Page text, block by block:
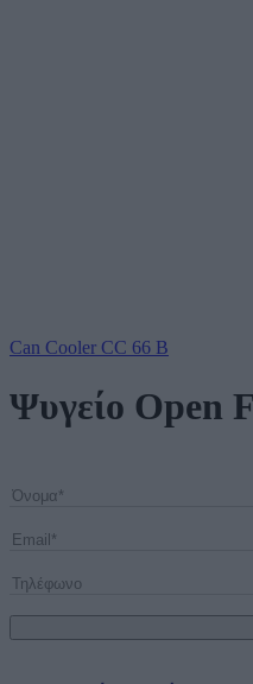
Can Cooler CC 66 B
Ψυγείο Open